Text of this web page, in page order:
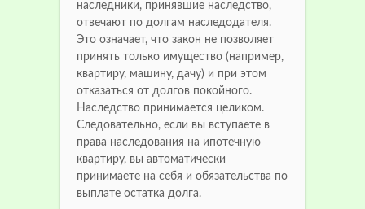
наследники, принявшие наследство,
отвечают по долгам наследодателя.
Это означает, что закон не позволяет
принять только имущество (например,
квартиру, машину, дачу) и при этом
отказаться от долгов покойного.
Наследство принимается целиком.
Следовательно, если вы вступаете в
права наследования на ипотечную
квартиру, вы автоматически
принимаете на себя и обязательства по
выплате остатка долга.